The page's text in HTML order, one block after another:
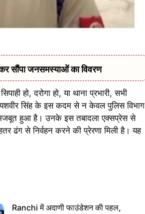
सौंपा जनसमस्याओं का विवरण
हो, दरोगा हो, या थाना प्रभारी, सभी
सिंह के इस कदम से न केवल पुलिस विभाग
मजबूत हुआ है। उनके इस तबादला एक्सप्रेस से
ढंग से निर्वहन करने की प्रेरणा मिली है। यह
Ranchi में अदाणी फाउंडेशन की पहल,